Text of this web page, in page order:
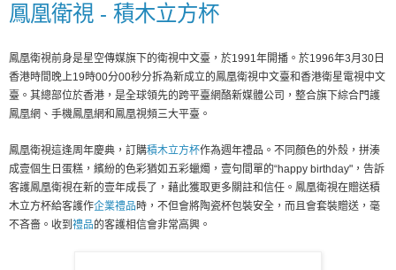
鳳凰衛視 - 積木立方杯
鳳凰衛視前身是星空傳媒旗下的衛視中文臺，於1991年開播。於1996年3月30日
香港時間晚上19時00分00秒分拆為新成立的鳳凰衛視中文臺和香港衛星電視中文
臺。其總部位於香港，是全球領先的跨平臺網酪新媒體公司，整合旗下綜合門護
鳳凰網、手機鳳凰網和鳳凰視頻三大平臺。
鳳凰衛視這逢周年慶典，訂購積木立方杯作為週年禮品。不同顏色的外殼，拼湊
成壹個生日蛋糕，繽紛的色彩猶如五彩蠟燭，壹句間單的“happy birthday"，告訴
客護鳳凰衛視在新的壹年成長了，藉此獲取更多關註和信任。鳳凰衛視在贈送積
木立方杯給客護作企業禮品時，不但會將陶瓷杯包裝安全，而且會套裝贈送，毫
不吝嗇。收到 禮品的客護相信會非常高興。